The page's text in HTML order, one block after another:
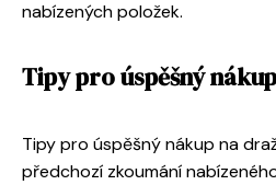
nabízených položek.
Tipy pro úspěšný
Tipy pro úspěšný nákup na
předchozí zkoumání